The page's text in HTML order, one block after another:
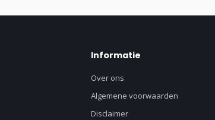
Informatie
Over ons
Algemene voorwaarden
Disclaimer